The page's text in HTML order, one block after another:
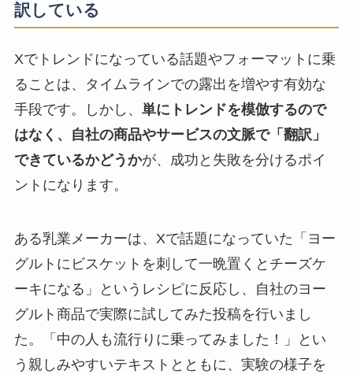
訳している
Xでトレンドになっている話題やフォーマットに乗
ることは、タイムラインでの露出を増やす有効な
手段です。しかし、 単にトレンドを模倣するので
はなく、自社の商品やサービスの文脈で「翻訳」
できているかどうかが、成功と失敗を分けるポイ
ントになります。
ある乳業メーカーは、Xで話題になっていた「ヨー
グルトにビスケットを刺して一晩置くとチーズケ
ーキになる」というレシピに反応し、自社のヨー
グルト商品で実際に試してみた投稿を行いまし
た。「中の人も流行りに乗ってみました！」とい
う親しみやすいテキストとともに、実験の様子を